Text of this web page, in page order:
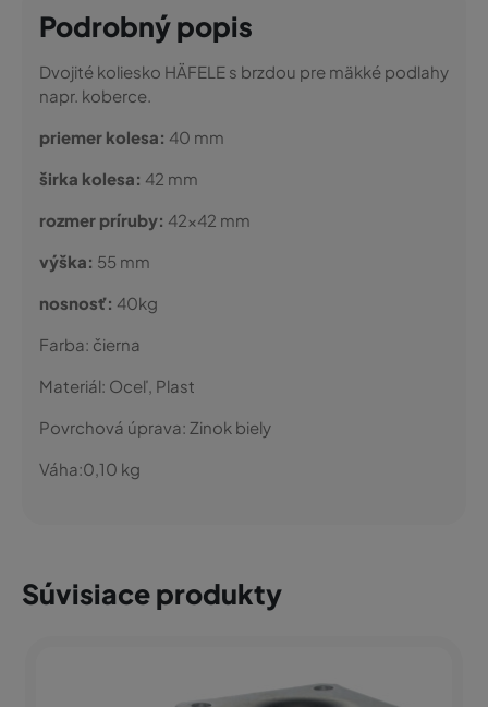
Podrobný popis
Dvojité koliesko HÄFELE s brzdou pre mäkké podlahy
napr. koberce.
priemer kolesa: 40 mm
širka kolesa: 42 mm
rozmer príruby: 42x42 mm
výška: 55 mm
nosnosť: 40kg
Farba: čierna
Materiál: Oceľ, Plast
Povrchová úprava: Zinok biely
Váha:0,10 kg
Súvisiace produkty